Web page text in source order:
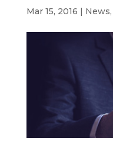
Mar 15, 2016 | News,